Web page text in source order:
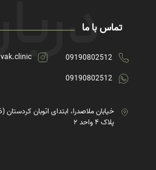
تماس با ما
09190802512
09190802512
خیابان ملاصدرا، ابتدای اتوبان
پلاک ۴ واحد ۲